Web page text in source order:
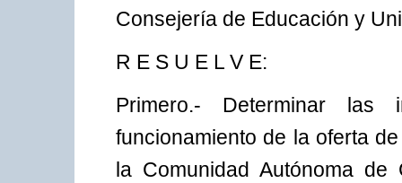
Consejería de Educación y
R E S U E L V E:
Primero.- Determinar las
funcionamiento de la oferta
la Comunidad Autónoma